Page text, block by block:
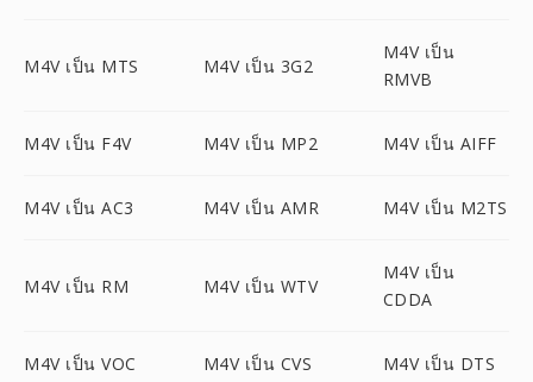
M4V เป็น MTS M4V เป็น 3G2
M4V เป็น
RMVB
M4V เป็น F4V M4V เป็น MP2 M4V เป็น AIFF
M4V เป็น AC3 M4V เป็น AMR M4V เป็น M2TS
M4V เป็น RM M4V เป็น WTV
M4V เป็น
CDDA
M4V เป็น VOC M4V เป็น CVS M4V เป็น DTS